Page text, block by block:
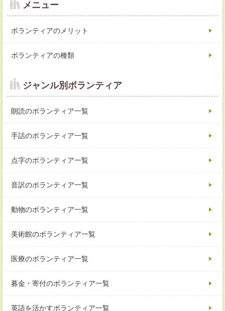
メニュー
ボランティアのメリット
ボランティアの種類
ジャンル別ボランティア
朗読のボランティア一覧
手話のボランティア一覧
点字のボランティア一覧
音訳のボランティア一覧
動物のボランティア一覧
美術館のボランティア一覧
医療のボランティア一覧
募金・寄付のボランティア一覧
英語を活かすボランティア一覧